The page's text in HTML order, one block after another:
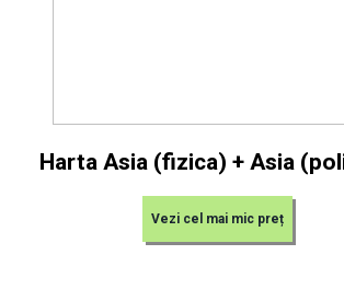
Harta Asia (fizica) + Asia
Vezi cel mai mic preț